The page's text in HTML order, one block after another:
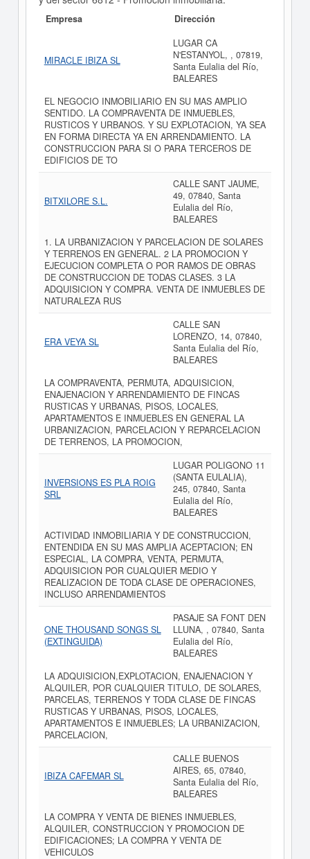
Empresa Dirección
MIRACLE IBIZA SL
LUGAR CA
N'ESTANYOL, , 07819,
Santa Eulalia del Río,
BALEARES
EL NEGOCIO INMOBILIARIO EN SU MAS AMPLIO
SENTIDO. LA COMPRAVENTA DE INMUEBLES,
RUSTICOS Y URBANOS. Y SU EXPLOTACION, YA SEA
EN FORMA DIRECTA YA EN ARRENDAMIENTO. LA
CONSTRUCCION PARA SI O PARA TERCEROS DE
EDIFICIOS DE TO
BITXILORE S.L.
CALLE SANT JAUME,
49, 07840, Santa
Eulalia del Río,
BALEARES
1. LA URBANIZACION Y PARCELACION DE SOLARES
Y TERRENOS EN GENERAL. 2 LA PROMOCION Y
EJECUCION COMPLETA O POR RAMOS DE OBRAS
DE CONSTRUCCION DE TODAS CLASES. 3 LA
ADQUISICION Y COMPRA. VENTA DE INMUEBLES DE
NATURALEZA RUS
ERA VEYA SL
CALLE SAN
LORENZO, 14, 07840,
Santa Eulalia del Río,
BALEARES
LA COMPRAVENTA, PERMUTA, ADQUISICION,
ENAJENACION Y ARRENDAMIENTO DE FINCAS
RUSTICAS Y URBANAS, PISOS, LOCALES,
APARTAMENTOS E INMUEBLES EN GENERAL LA
URBANIZACION, PARCELACION Y REPARCELACION
DE TERRENOS, LA PROMOCION,
INVERSIONS ES PLA ROIG
SRL
LUGAR POLIGONO 11
(SANTA EULALIA),
245, 07840, Santa
Eulalia del Río,
BALEARES
ACTIVIDAD INMOBILIARIA Y DE CONSTRUCCION,
ENTENDIDA EN SU MAS AMPLIA ACEPTACION; EN
ESPECIAL, LA COMPRA, VENTA, PERMUTA,
ADQUISICION POR CUALQUIER MEDIO Y
REALIZACION DE TODA CLASE DE OPERACIONES,
INCLUSO ARRENDAMIENTOS
ONE THOUSAND SONGS SL
(EXTINGUIDA)
PASAJE SA FONT DEN
LLUNA, , 07840, Santa
Eulalia del Río,
BALEARES
LA ADQUISICION,EXPLOTACION, ENAJENACION Y
ALQUILER, POR CUALQUIER TITULO, DE SOLARES,
PARCELAS, TERRENOS Y TODA CLASE DE FINCAS
RUSTICAS Y URBANAS, PISOS, LOCALES,
APARTAMENTOS E INMUEBLES; LA URBANIZACION,
PARCELACION,
IBIZA CAFEMAR SL
CALLE BUENOS
AIRES, 65, 07840,
Santa Eulalia del Río,
BALEARES
LA COMPRA Y VENTA DE BIENES INMUEBLES,
ALQUILER, CONSTRUCCION Y PROMOCION DE
EDIFICACIONES; LA COMPRA Y VENTA DE
VEHICULOS